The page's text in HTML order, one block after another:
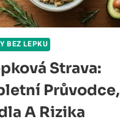
BEZ LEPKU
Strava:
Průvodce,
A Rizika